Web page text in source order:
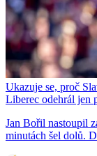
Ukazuje se, proč
Liberec odehrál jen
Jan Bořil nastoupil
minutách šel dolů.